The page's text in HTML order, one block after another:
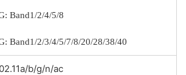
Band1/2/4/5/8
Band1/2/3/4/5/7/8/20/28/38/40
b/g/n/ac